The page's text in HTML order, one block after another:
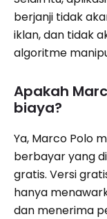
berjanji tidak
iklan, dan tidak
algoritme
Apakah
biaya?
Ya, Marco Polo
berbayar yang
gratis. Versi
hanya
dan menerima